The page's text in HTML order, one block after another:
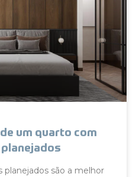
um quarto com
são a melhor